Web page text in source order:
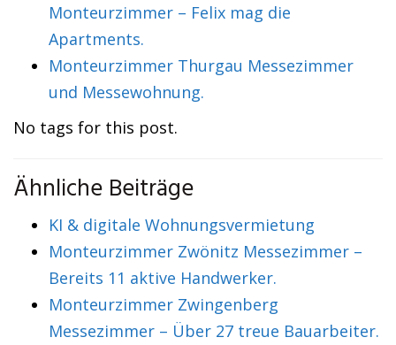
Monteurzimmer – Felix mag die
Apartments.
Monteurzimmer Thurgau Messezimmer
und Messewohnung.
No tags for this post.
Ähnliche Beiträge
KI & digitale Wohnungsvermietung
Monteurzimmer Zwönitz Messezimmer –
Bereits 11 aktive Handwerker.
Monteurzimmer Zwingenberg
Messezimmer – Über 27 treue Bauarbeiter.